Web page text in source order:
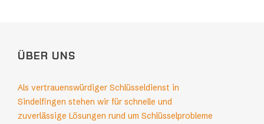
ÜBER UNS
Als vertrauenswürdiger Schlüsseldienst in
Sindelfingen stehen wir für schnelle und
zuverlässige Lösungen rund um Schlüsselprobleme